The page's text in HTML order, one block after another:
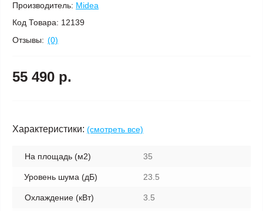
Производитель: Midea
Код Товара: 12139
Отзывы: (0)
55 490 р.
Характеристики: (смотреть все)
На площадь (м2) 35
Уровень шума (дБ) 23.5
Охлаждение (кВт) 3.5